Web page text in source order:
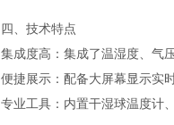
四、技术特点
集成度高：集成了温湿度、气
便捷展示：配备大屏幕显示实
专业工具：内置干湿球温度计